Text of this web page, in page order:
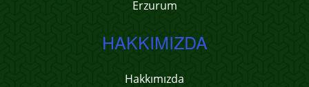
Erzurum
HAKKIMIZDA
Hakkımızda